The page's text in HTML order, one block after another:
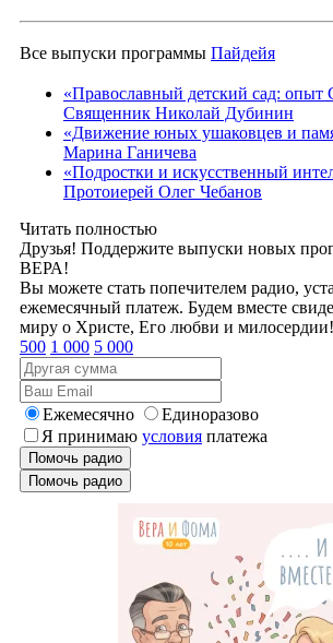
Все выпуски программы Пайдейя
«Православный детский сад: опыт
Священник Николай Дубинин
«Движение юных ушаковцев и
Марина Ганичева
«Подростки и искусственный
Протоиерей Олег Чебанов
Читать полностью
Друзья! Поддержите выпуски новых
ВЕРА!
Вы можете стать попечителем радио,
ежемесячный платеж. Будем вместе
миру о Христе, Его любви и милосердии!
500 1 000 5 000
Ежемесячно
Единоразово
Я принимаю условия платежа
Помочь радио
Помочь радио